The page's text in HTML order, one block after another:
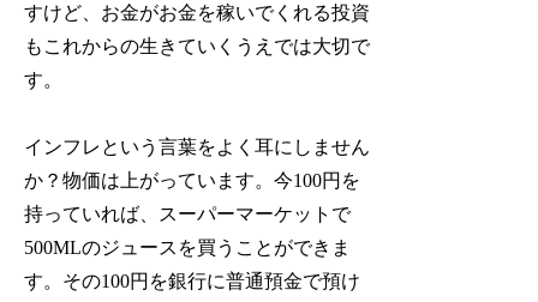
すけど、お金がお金を稼いでくれる投資
もこれからの生きていくうえでは大切で
す。
インフレという言葉をよく耳にしません
か？物価は上がっています。今100円を
持っていれば、スーパーマーケットで
500MLのジュースを買うことができま
す。その100円を銀行に普通預金で預け